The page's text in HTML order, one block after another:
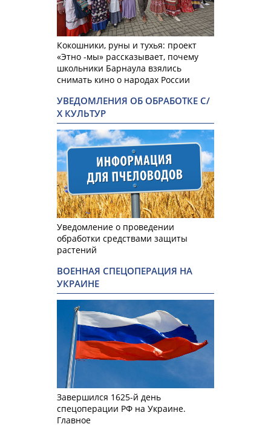
Кокошники, руны и тухья: проект
«Этно -мы» рассказывает, почему
школьники Барнаула взялись
снимать кино о народах России
УВЕДОМЛЕНИЯ ОБ ОБРАБОТКЕ С/
Х КУЛЬТУР
Уведомление о проведении
обработки средствами защиты
растений
ВОЕННАЯ СПЕЦОПЕРАЦИЯ НА
УКРАИНЕ
Завершился 1625-й день
спецоперации РФ на Украине.
Главное